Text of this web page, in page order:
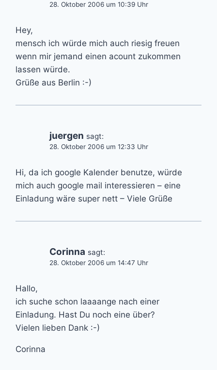
28. Oktober 2006 um 10:39 Uhr
Hey,
mensch ich würde mich auch riesig freuen
wenn mir jemand einen acount zukommen
lassen würde.
Grüße aus Berlin :-)
juergen sagt:
28. Oktober 2006 um 12:33 Uhr
Hi, da ich google Kalender benutze, würde
mich auch google mail interessieren – eine
Einladung wäre super nett – Viele Grüße
Corinna sagt:
28. Oktober 2006 um 14:47 Uhr
Hallo,
ich suche schon laaaange nach einer
Einladung. Hast Du noch eine über?
Vielen lieben Dank :-)
Corinna